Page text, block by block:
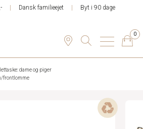
Dansk familieejet Byt i 90 dage
0
dame og piger
frontlomme